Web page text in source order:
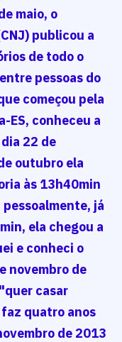
maio, o
publicou a
de todo o
pessoas do
começou pela
ES, conheceu a
22 de
outubro ela
às 13h40min
já
ela chegou a
e conheci o
novembro de
casar
quatro anos
de 2013